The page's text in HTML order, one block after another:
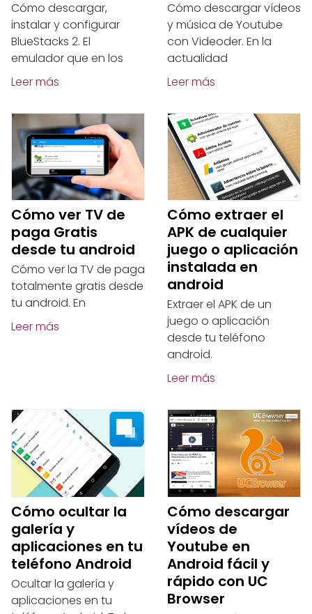
Cómo descargar,
instalar y configurar
BlueStacks 2. El
emulador que en los
Leer más
Cómo descargar vídeos
y música de Youtube
con Videoder. En la
actualidad
Leer más
Cómo ver TV de
paga Gratis
desde tu android
Cómo ver la TV de paga
totalmente gratis desde
tu android. En
Leer más
Cómo extraer el
APK de cualquier
juego o aplicación
instalada en
android
Extraer el APK de un
juego o aplicación
desde tu teléfono
android.
Leer más
Cómo ocultar la
galería y
aplicaciones en tu
teléfono Android
Ocultar la galería y
aplicaciones en tu
Cómo descargar
vídeos de
Youtube en
Android fácil y
rápido con UC
Browser